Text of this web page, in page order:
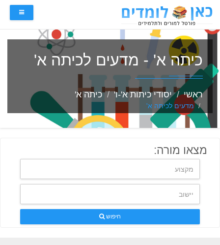
כיתה א' - מדעים לכיתה א'
ראשי יסודי כיתות א'-ו' כיתה א'
מדעים לכיתה א'
מצאו מורה:
חיפוש